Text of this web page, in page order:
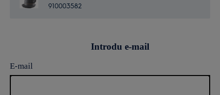
910003582
Introdu e-mail
E-mail